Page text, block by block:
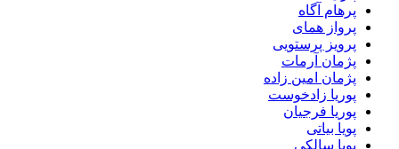
پرهام آگاه
پرواز همای
پرویز پرستویی
پژمان آرمات
پژمان امین زاده
پوریا زادخوست
پوریا فرجیان
پویا بیاتی
پویا سالکی